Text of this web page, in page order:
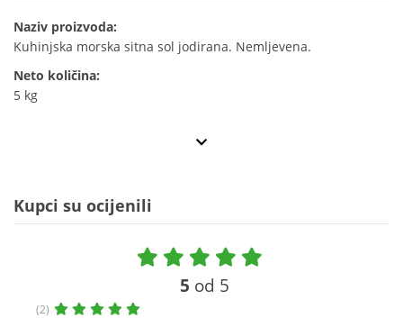
Naziv proizvoda:
Kuhinjska morska sitna sol jodirana. Nemljevena.
Neto količina:
5 kg
Kupci su ocijenili
5 od 5
(2)